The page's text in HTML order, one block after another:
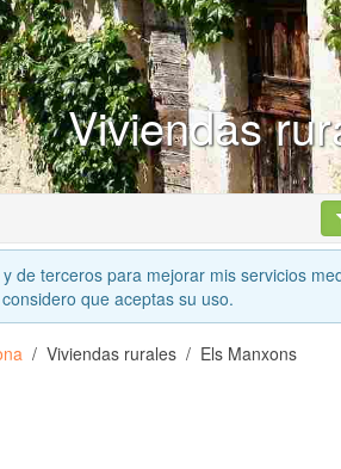
Viviendas
de terceros para mejorar mis servicios
que aceptas su uso.
Viviendas rurales Els Manxons